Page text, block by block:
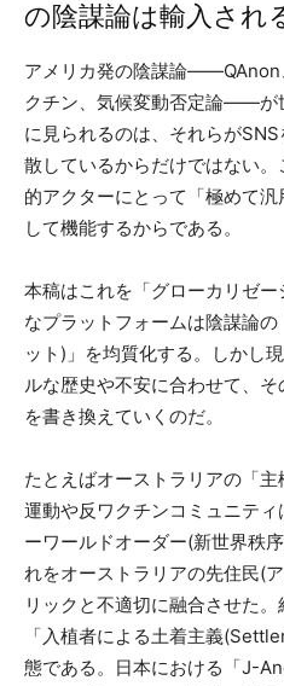
の陰謀論は輸入され
アメリカ発の陰謀論——QAnon
クチン、気候変動否定論——が
に見られるのは、それらが
散しているからだけではない
的アクターにとって「極めて
して機能するからである。
本稿はこれを「グローカリゼ
なプラットフォームは陰謀論
ット)」を均質化する。しかし
ルな歴史や不安に合わせて、そ
を書き換えていくのだ。
たとえばオーストラリアの「
運動や反ワクチンコミュニテ
ーワールドオーダー(新世界秩
れをオーストラリアの先住民(
リックと不適切に融合させた。
「入植者による土着主義
態である。日本における「J-